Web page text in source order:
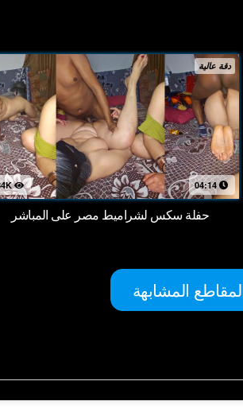
دقة عالية
284K 04:14
حفلة سكس لشراميط مصر على المباشر
المشابهة